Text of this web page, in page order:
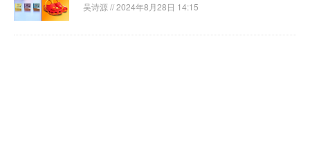
吴诗源 // 2024年8月28日 14:15